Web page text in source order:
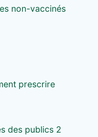
non-vaccinés
prescrire
des publics 2